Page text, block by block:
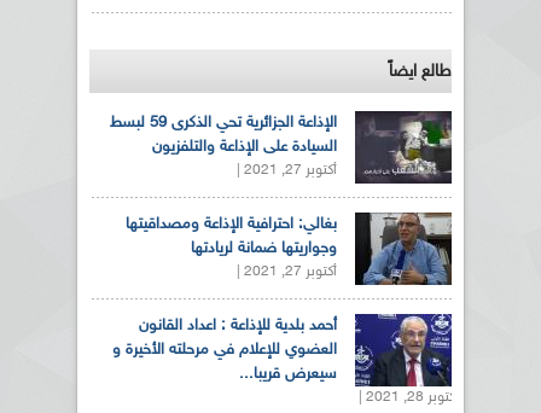
طالع ايضاً
الإذاعة الجزائرية تحي الذكرى 59 لبسط
السيادة على الإذاعة والتلفزيون
أكتوبر 27, 2021 |
بغالي: احترافية الإذاعة ومصداقيتها
وجواريتها ضمانة لريادتها
أكتوبر 27, 2021 |
أحمد بلدية للإذاعة : اعداد القانون
العضوي للإعلام في مرحلته الأخيرة و
سيعرض قريبا...
أكتوبر 28, 2021 |